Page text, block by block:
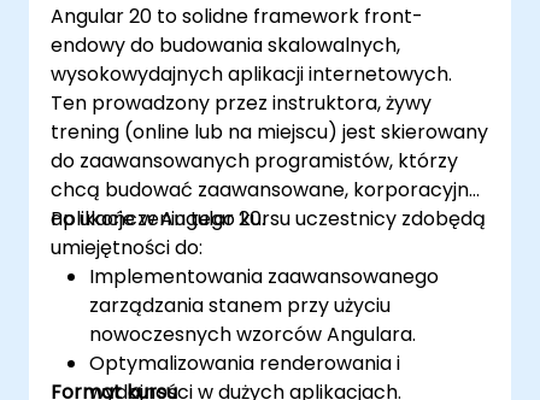
Angular 20 to solidne framework front-
endowy do budowania skalowalnych,
wysokowydajnych aplikacji internetowych.
Ten prowadzony przez instruktora, żywy
trening (online lub na miejscu) jest skierowany
do zaawansowanych programistów, którzy
chcą budować zaawansowane, korporacyjne
aplikacje w Angular 20.
Po ukończeniu tego kursu uczestnicy zdobędą
umiejętności do:
Implementowania zaawansowanego
zarządzania stanem przy użyciu
nowoczesnych wzorców Angulara.
Optymalizowania renderowania i
wydajności w dużych aplikacjach.
Format kursu